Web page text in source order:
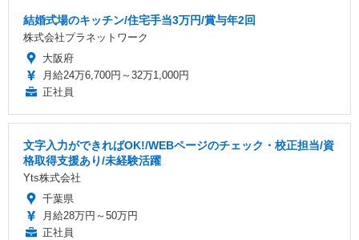
結婚式場のキッチン/住宅手当3万円/賞与年2回
株式会社プラネットワーク
大阪府
月給24万6,700円～32万1,000円
正社員
文字入力ができればOK!/WEBページのチェック・校正担当/資
格取得支援あり/未経験活躍
Yts株式会社
千葉県
月給28万円～50万円
正社員